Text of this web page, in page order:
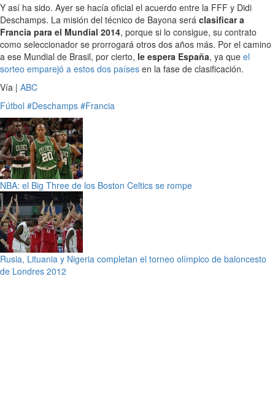
Y así ha sido. Ayer se hacía oficial el acuerdo entre la FFF y Didi
Deschamps. La misión del técnico de Bayona será clasificar a
Francia para el Mundial 2014, porque si lo consigue, su contrato
como seleccionador se prorrogará otros dos años más. Por el camino
a ese Mundial de Brasil, por cierto, le espera España, ya que el
sorteo emparejó a estos dos países en la fase de clasificación.
Vía | ABC
Fútbol #Deschamps #Francia
NBA: el Big Three de los Boston Celtics se rompe
Rusia, Lituania y Nigeria completan el torneo olímpico de baloncesto
de Londres 2012